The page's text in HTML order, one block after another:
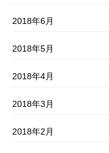
2018年6月
2018年5月
2018年4月
2018年3月
2018年2月